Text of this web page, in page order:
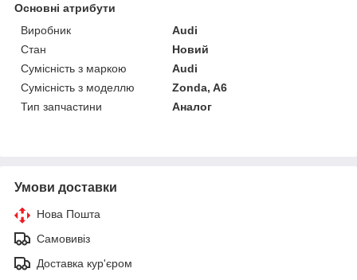
Основні атрибути
Виробник
Audi
Стан
Новий
Сумісність з маркою
Audi
Сумісність з моделлю
Zonda, A6
Тип запчастини
Аналог
Умови доставки
Нова Пошта
Самовивіз
Доставка кур'єром